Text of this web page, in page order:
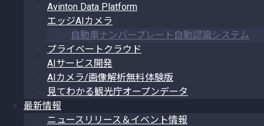
Avinton Data Platform
エッジAIカメラ
自動車ナンバープレート自動認識システム
プライベートクラウド
AIサービス開発
AIカメラ/画像解析無料体験版
見てわかる観光庁オープンデータ
最新情報
ニュースリリース＆イベント情報